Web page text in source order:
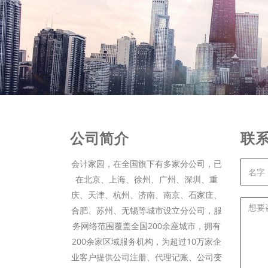
公司简介
会计家园，在全国旗下有多家分公司，已
在北京、上海、徐州、广州、深圳、重
庆、天津、杭州、济南、南京、石家庄、
合肥、苏州、无锡等城市设立分公司，服
务网络范围覆盖全国200余座城市，拥有
200余家区域服务机构，为超过10万家企
业客户提供公司注册、代理记账、公司变
联